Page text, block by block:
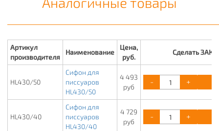
Артикул
производителя
Наименование
Цена,
руб.
Сделать
HL430/50
Сифон для
писсуаров
HL430/50
4 493
руб
- +
HL430/40
Сифон для
писсуаров
HL430/40
4 729
руб
- +